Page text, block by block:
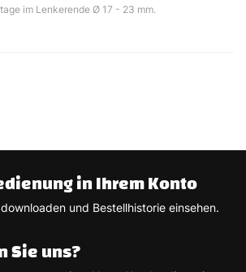
im Lenkerende Ø 17 - 23 mm.
in Ihrem Konto
und Bestellhistorie einsehen.
Sie uns?